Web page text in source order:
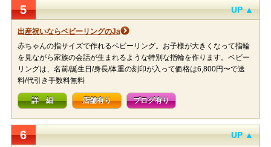
5 UP ▲
出産祝いならベビーリングのJa
赤ちゃんの指サイズで作れるベビーリング。お子様が大きくなって指輪
を見ながら家族の会話が生まれるような特別な指輪を作ります。ベビー
リングは、名前/誕生日/身長/体重の刻印が入って価格は6,800円〜で送
料/代引き手数料無料
詳 細 店舗有り ブログ有り
6 UP ▲